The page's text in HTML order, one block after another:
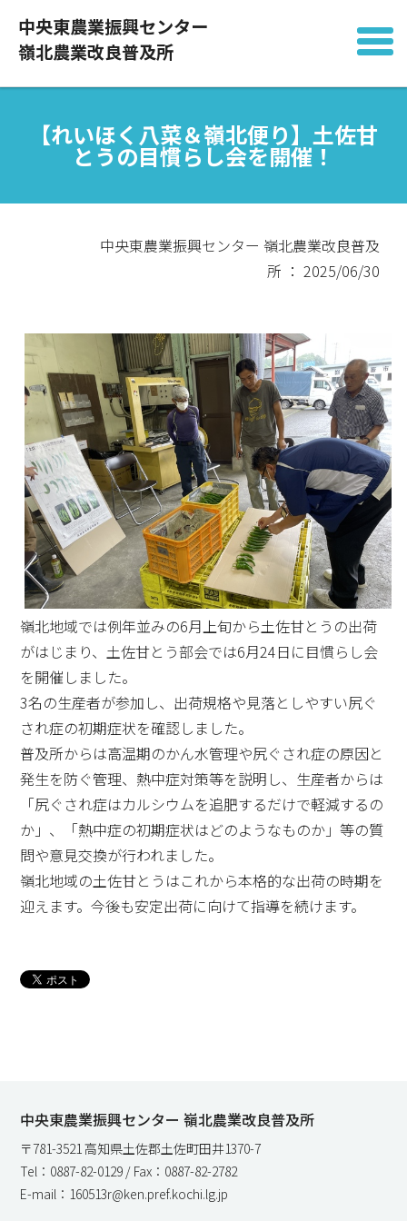
中央東農業振興センター
嶺北農業改良普及所
【れいほく八菜＆嶺北便り】土佐甘
とうの目慣らし会を開催！
中央東農業振興センター 嶺北農業改良普及
所 ： 2025/06/30
嶺北地域では例年並みの6月上旬から土佐甘とうの出荷
がはじまり、土佐甘とう部会では6月24日に目慣らし会
を開催しました。
3名の生産者が参加し、出荷規格や見落としやすい尻ぐ
され症の初期症状を確認しました。
普及所からは高温期のかん水管理や尻ぐされ症の原因と
発生を防ぐ管理、熱中症対策等を説明し、生産者からは
「尻ぐされ症はカルシウムを追肥するだけで軽減するの
か」、「熱中症の初期症状はどのようなものか」等の質
問や意見交換が行われました。
嶺北地域の土佐甘とうはこれから本格的な出荷の時期を
迎えます。今後も安定出荷に向けて指導を続けます。
中央東農業振興センター 嶺北農業改良普及所
〒781-3521 高知県土佐郡土佐町田井1370-7
Tel：0887-82-0129 / Fax：0887-82-2782
E-mail：160513r@ken.pref.kochi.lg.jp